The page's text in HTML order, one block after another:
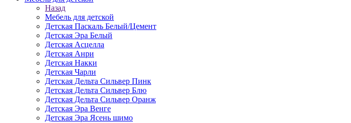
Назад
Мебель для детской
Детская Паскаль Белый/Цемент
Детская Эра Белый
Детская Асцелла
Детская Анри
Детская Накки
Детская Чарли
Детская Дельта Сильвер Пинк
Детская Дельта Сильвер Блю
Детская Дельта Сильвер Оранж
Детская Эра Венге
Детская Эра Ясень шимо